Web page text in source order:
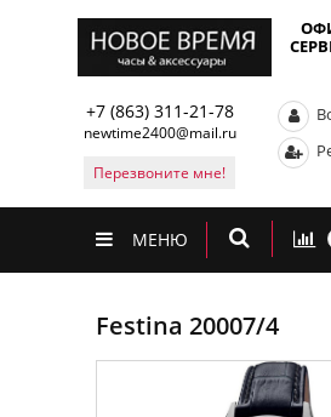
+7 (863) 311-21-78
newtime2400@mail.ru
Перезвоните мне!
МЕНЮ
Festina 20007/4